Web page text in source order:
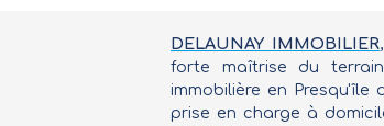
DELAUNAY IMMOBILIER
forte maîtrise du
immobilière en
prise en charge à